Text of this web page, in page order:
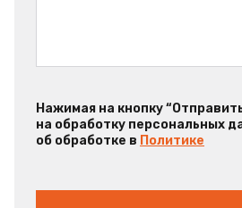
Нажимая на кнопку
на обработку персональных
об обработке в Политике